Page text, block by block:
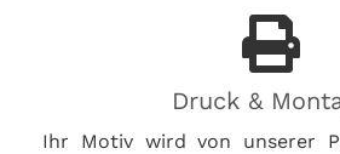
Druck &
Ihr Motiv wird von unserer